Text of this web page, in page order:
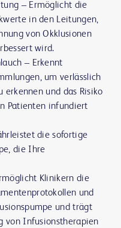
‒ Ermöglicht die
in den Leitungen,
von Okklusionen
wird.
‒ Erkennt
um verlässlich
und das Risiko
Patienten infundiert
die sofortige
die Ihre
Klinikern die
und
und trägt
von Infusionstherapien